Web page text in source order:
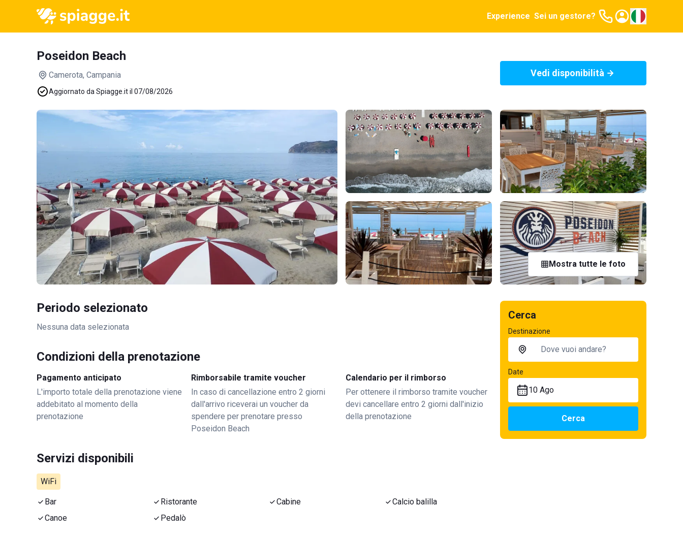
Experience Sei un gestore?
Poseidon Beach
Camerota, Campania
Aggiornato da Spiagge.it il 07/08/2026
Vedi disponibilità
Mostra tutte le foto
Periodo selezionato
Nessuna data selezionata
Condizioni della prenotazione
Pagamento anticipato
L'importo totale della prenotazione viene
addebitato al momento della
prenotazione
Rimborsabile tramite voucher
In caso di cancellazione entro 2 giorni
dall'arrivo riceverai un voucher da
spendere per prenotare presso
Poseidon Beach
Calendario per il rimborso
Per ottenere il rimborso tramite voucher
devi cancellare entro 2 giorni dall'inizio
della prenotazione
Servizi disponibili
WiFi
Bar Ristorante Cabine
Calcio balilla
Canoe
Pedalò
Cerca
Destinazione
Date
10 Ago
Cerca